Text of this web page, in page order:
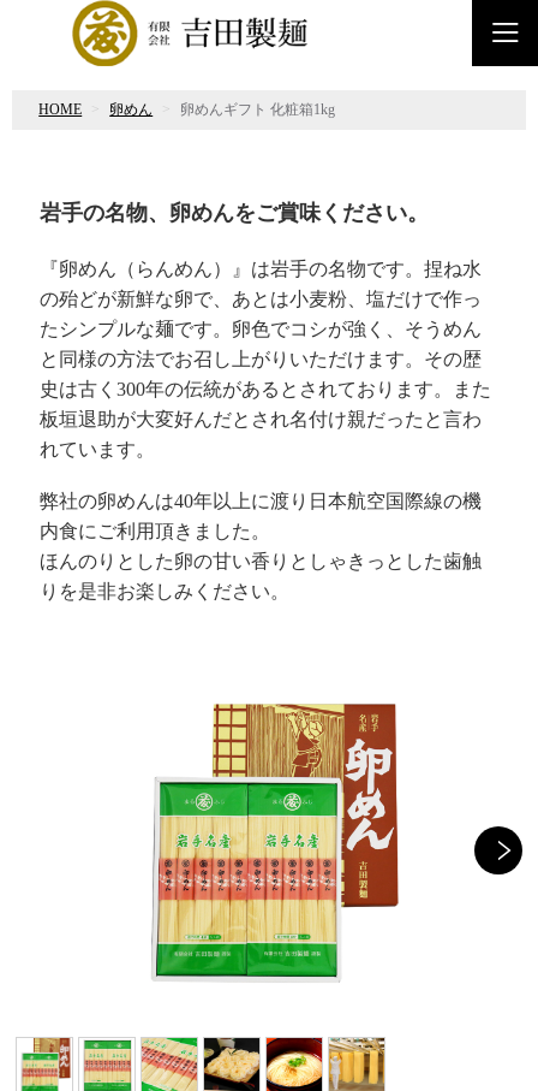
HOME 卵めん 卵めんギフト 化粧箱1kg
岩手の名物、卵めんをご賞味ください。
『卵めん（らんめん）』は岩手の名物です。捏ね水
の殆どが新鮮な卵で、あとは小麦粉、塩だけで作っ
たシンプルな麺です。卵色でコシが強く、そうめん
と同様の方法でお召し上がりいただけます。その歴
史は古く300年の伝統があるとされております。また
板垣退助が大変好んだとされ名付け親だったと言わ
れています。
弊社の卵めんは40年以上に渡り日本航空国際線の機
内食にご利用頂きました。
ほんのりとした卵の甘い香りとしゃきっとした歯触
りを是非お楽しみください。